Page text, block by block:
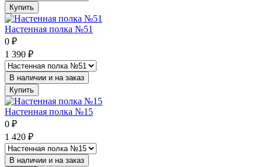
Купить
Настенная полка №51
0 ₽
1 390 ₽
В наличии и на заказ
Купить
Настенная полка №15
0 ₽
1 420 ₽
В наличии и на заказ